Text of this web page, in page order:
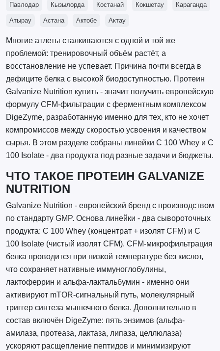
Павлодар Кызылорда Костанай Кокшетау Караганда
Атырау Астана Актобе Актау
Многие атлеты сталкиваются с одной и той же
проблемой: тренировочный объём растёт, а
восстановление не успевает. Причина почти всегда в
дефиците белка с высокой биодоступностью. Протеин
Galvanize Nutrition купить - значит получить европейскую
формулу CFM-фильтрации с ферментным комплексом
DigeZyme, разработанную именно для тех, кто не хочет
компромиссов между скоростью усвоения и качеством
сырья. В этом разделе собраны линейки C 100 Whey и C
100 Isolate - два продукта под разные задачи и бюджеты.
ЧТО ТАКОЕ ПРОТЕИН GALVANIZE
NUTRITION
Galvanize Nutrition - европейский бренд с производством
по стандарту GMP. Основа линейки - два сывороточных
продукта: C 100 Whey (концентрат + изолят CFM) и C
100 Isolate (чистый изолят CFM). CFM-микрофильтрация
белка проводится при низкой температуре без кислот,
что сохраняет нативные иммуноглобулины,
лактоферрин и альфа-лактальбумин - именно они
активируют mTOR-сигнальный путь, молекулярный
триггер синтеза мышечного белка. Дополнительно в
состав включён DigeZyme: пять энзимов (альфа-
амилаза, протеаза, лактаза, липаза, целлюлаза)
ускоряют расщепление пептидов и минимизируют